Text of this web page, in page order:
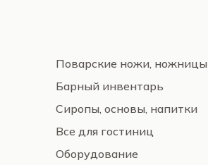
Поварские ножи, ножницы
Барный инвентарь
Сиропы, основы, напитки
Все для гостиниц
Оборудование